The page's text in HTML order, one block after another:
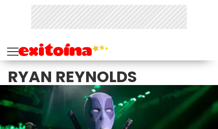
RYAN REYNOLDS